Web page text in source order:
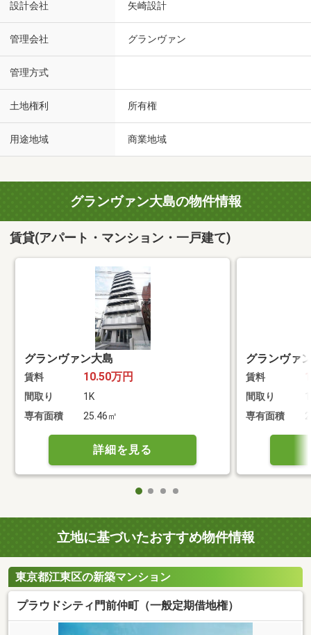
設計会社 矢崎設計
管理会社 グランヴァン
管理方式
土地権利 所有権
用途地域 商業地域
グランヴァン大島の物件情報
賃貸(アパート・マンション・一戸建て)
グランヴァン大島
賃料 10.50万円
間取り
1K
専有面積
25.46㎡
詳細を見る
グランヴァ
賃料
間取り
専有面積
立地に基づいたおすすめ物件情報
東京都江東区の新築マンション
プラウドシティ門前仲町（一般定期借地権）